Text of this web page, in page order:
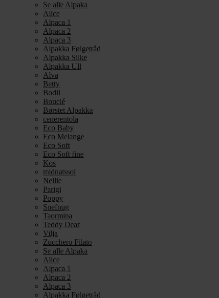
Se alle Alpaka
Alice
Alpaca 1
Alpaca 2
Alpaca 3
Alpakka Følgetråd
Alpakka Silke
Alpakka Ull
Alva
Betty
Bodil
Bouclé
Børstet Alpakka
cenerentola
Eco Baby
Eco Melange
Eco Soft
Eco Soft fine
Kos
midnatssol
Nellie
Parigi
Poppy
Snefnug
Taormina
Teddy Dear
Vilja
Zucchero Filato
Se alle Alpaka
Alice
Alpaca 1
Alpaca 2
Alpaca 3
Alpakka Følgetråd